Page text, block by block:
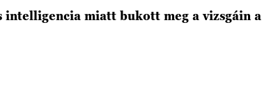
miatt bukott meg a vizsgáin a